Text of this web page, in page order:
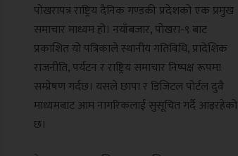
पोखरापत्र राष्ट्रिय दैनिक गण्डकी प्रदेशको एक प्रमुख
समाचार माध्यम हो। नयाँबजार, पोखरा-९ बाट
प्रकाशित यो पत्रिकाले स्थानीय गतिविधि, प्रादेशिक
राजनीति, पर्यटन र राष्ट्रिय समाचार निष्पक्ष रूपमा
सम्प्रेषण गर्दछ। यसले छापा र डिजिटल पोर्टल दुवै
माध्यमबाट आम नागरिकलाई सुसूचित गर्दै आइरहेको
छ।